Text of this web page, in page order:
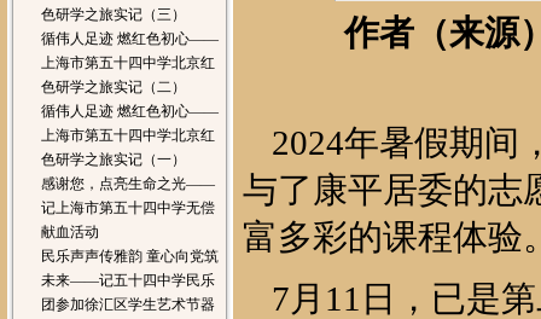
色研学之旅实记（三）
循伟人足迹 燃红色初心——
上海市第五十四中学北京红
色研学之旅实记（二）
循伟人足迹 燃红色初心——
上海市第五十四中学北京红
色研学之旅实记（一）
感谢您，点亮生命之光——
记上海市第五十四中学无偿
献血活动
民乐声声传雅韵 童心向党筑
未来——记五十四中学民乐
团参加徐汇区学生艺术节器
作者（来源
2024年暑假期间
与了康平居委的志
富多彩的课程体验
7月11日，已是